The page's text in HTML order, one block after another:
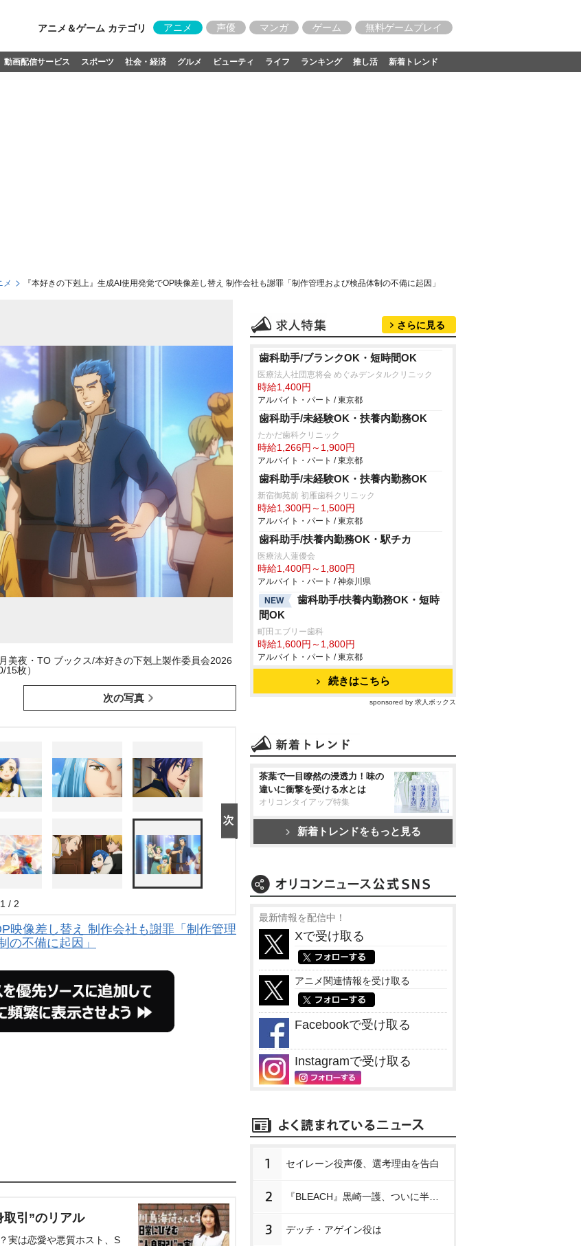
アニメ＆ゲーム カテゴリ アニメ 声優 マンガ ゲーム 無料ゲームプレイ
動画配信サービス スポーツ 社会・経済 グルメ ビューティ ライフ ランキング 推し活 新着トレンド
メ 『本好きの下剋上』生成AI使用発覚でOP映像差し替え 制作会社も謝罪「制作管理および検品体制の不備に起因」
美夜・TO ブックス/本好きの下剋上製作委員会2026
15枚）
次の写真
1 / 2
映像差し替え 制作会社も謝罪「制作管理
の不備に起因」
取引”のリアル
実は恋愛や悪質ホスト、S
さらに見る
歯科助手/ブランクOK・短時間OK
医療法人社団恵将会 めぐみデンタルクリニック
時給1,400円
アルバイト・パート / 東京都
歯科助手/未経験OK・扶養内勤務OK
たかだ歯科クリニック
時給1,266円～1,900円
アルバイト・パート / 東京都
歯科助手/未経験OK・扶養内勤務OK
新宿御苑前 初雁歯科クリニック
時給1,300円～1,500円
アルバイト・パート / 東京都
歯科助手/扶養内勤務OK・駅チカ
医療法人蓮優会
時給1,400円～1,800円
アルバイト・パート / 神奈川県
NEW
歯科助手/扶養内勤務OK・短時
間OK
町田エブリー歯科
時給1,600円～1,800円
アルバイト・パート / 東京都
続きはこちら
sponsored by 求人ボックス
茶葉で一目瞭然の浸透力！味の
違いに衝撃を受ける水とは
オリコンタイアップ特集
新着トレンドをもっと見る
最新情報を配信中！
Xで受け取る
アニメ関連情報を受け取る
Facebookで受け取る
Instagramで受け取る
1 セイレーン役声優、選考理由を告白
2
3 デッチ・アゲイン役は